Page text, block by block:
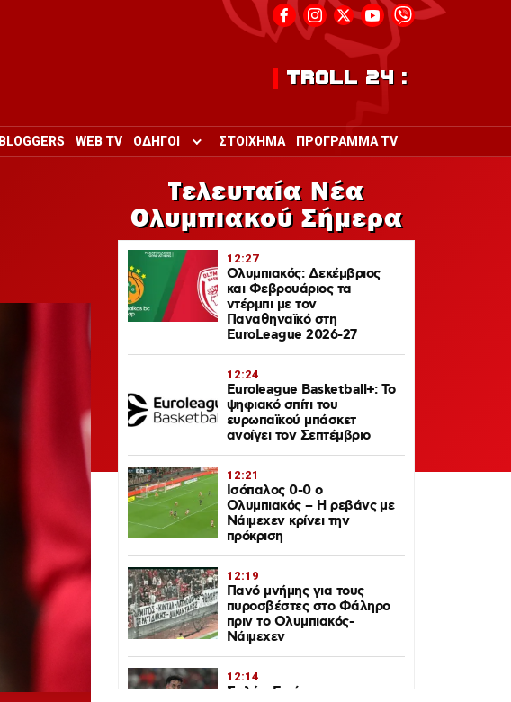
TROLL 24 :
BLOGGERS WEB TV
ΟΔΗΓΟΙ
Toggle submenu for ΟΔΗΓΟΙ
ΣΤΟΙΧΗΜΑ ΠΡΟΓΡΑΜΜΑ TV
Τελευταία Νέα
Ολυμπιακού Σήμερα
12:27
Ολυμπιακός: Δεκέμβριος
και Φεβρουάριος τα
ντέρμπι με τον
Παναθηναϊκό στη
EuroLeague 2026-27
12:24
Euroleague Basketball+: Το
ψηφιακό σπίτι του
ευρωπαϊκού μπάσκετ
ανοίγει τον Σεπτέμβριο
12:21
Ισόπαλος 0-0 ο
Ολυμπιακός – Η ρεβάνς με
Νάιμεχεν κρίνει την
πρόκριση
12:19
Πανό μνήμης για τους
πυροσβέστες στο Φάληρο
πριν το Ολυμπιακός-
Νάιμεχεν
12:14
Σαλάχ-Εντίν στον